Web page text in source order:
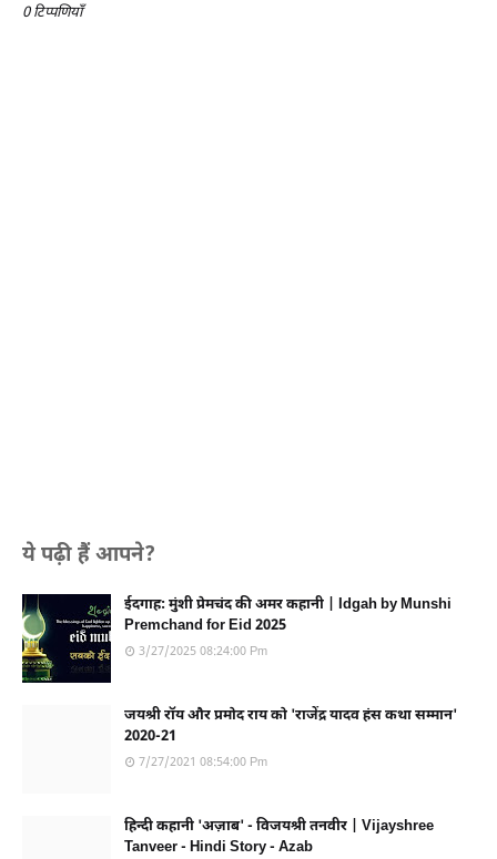
0 टिप्पणियाँ
ये पढ़ी हैं आपने?
ईदगाह: मुंशी प्रेमचंद की अमर कहानी | Idgah by Munshi
Premchand for Eid 2025
3/27/2025 08:24:00 Pm
जयश्री रॉय और प्रमोद राय को 'राजेंद्र यादव हंस कथा सम्मान'
2020-21
7/27/2021 08:54:00 Pm
हिन्दी कहानी 'अज़ाब' - विजयश्री तनवीर | Vijayshree
Tanveer - Hindi Story - Azab